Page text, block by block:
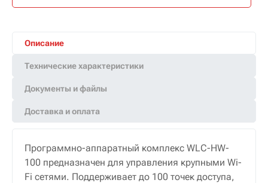
Описание
Технические характеристики
Документы и файлы
Доставка и оплата
Программно-аппаратный комплекс WLC-HW-
100 предназначен для управления крупными Wi-
Fi сетями. Поддерживает до 100 точек доступа,